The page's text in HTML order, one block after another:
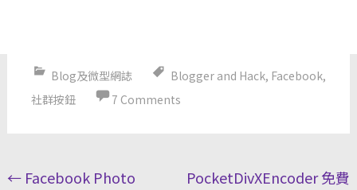
Blog及微型網誌 Blogger and Hack, Facebook,
社群按鈕
7 Comments
Post
←Facebook Photo
PocketDivXEncoder 免費